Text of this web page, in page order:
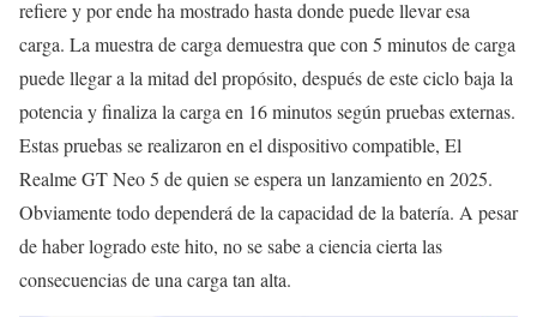
refiere y por ende ha mostrado hasta donde puede llevar esa
carga. La muestra de carga demuestra que con 5 minutos de carga
puede llegar a la mitad del propósito, después de este ciclo baja la
potencia y finaliza la carga en 16 minutos según pruebas externas.
Estas pruebas se realizaron en el dispositivo compatible, El
Realme GT Neo 5 de quien se espera un lanzamiento en 2025.
Obviamente todo dependerá de la capacidad de la batería. A pesar
de haber logrado este hito, no se sabe a ciencia cierta las
consecuencias de una carga tan alta.